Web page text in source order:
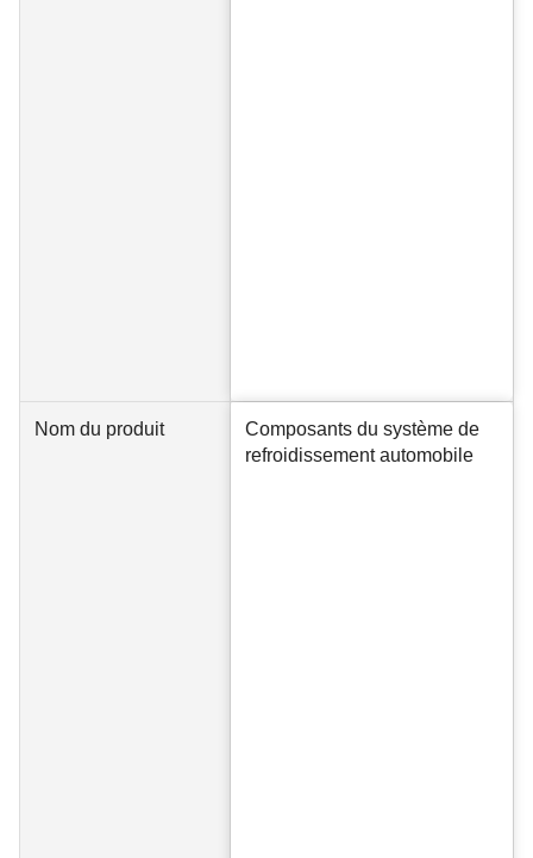
Nom du produit
Composants du système de
refroidissement automobile